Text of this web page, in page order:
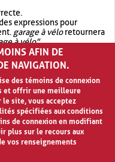
expressions pour
garage à véloretournera
à vélo".
avec OR.garage OR vélo
quegarage à vélo
AFIN DE
NAVIGATION.
des témoins de connexion
et offrir une meilleure
le site, vous acceptez
spécifiées aux conditions
de connexion en modifiant
plus sur le recours aux
vos renseignements